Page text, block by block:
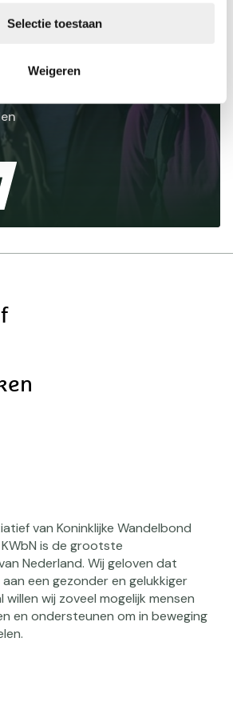
Selectie toestaan
Weigeren
€1 korting op
Word nu lid!
van Koninklijke Wandelbond
is de grootste
Nederland. Wij geloven dat
een gezonder en gelukkiger
willen wij zoveel mogelijk mensen
en ondersteunen om in beweging